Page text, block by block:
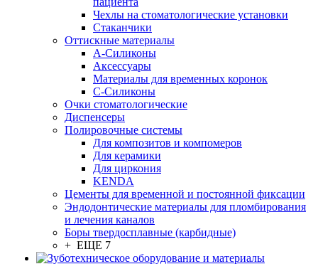
Чехлы на стоматологические установки
Стаканчики
Оттискные материалы
А-Силиконы
Аксессуары
Материалы для временных коронок
С-Силиконы
Очки стоматологические
Диспенсеры
Полировочные системы
Для композитов и компомеров
Для керамики
Для циркония
KENDA
Цементы для временной и постоянной фиксации
Эндодонтические материалы для пломбирования
и лечения каналов
Боры твердосплавные (карбидные)
+ ЕЩЕ 7